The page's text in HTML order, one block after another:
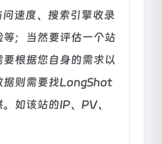
速度、搜索引擎收录
；当然要评估一个站
根据您自身的需求以
据则需要找LongShot
如该站的IP、PV、